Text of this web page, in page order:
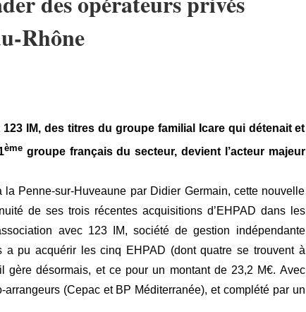
Rhône
IM, des titres du groupe familial Icare qui détenait et
ème groupe français du secteur, devient l’acteur majeur
Penne-sur-Huveaune par Didier Germain, cette nouvelle
de ses trois récentes acquisitions d’EHPAD dans les
avec 123 IM, société de gestion indépendante
a pu acquérir les cinq EHPAD (dont quatre se trouvent à
gère désormais, et ce pour un montant de 23,2 M€. Avec
(Cepac et BP Méditerranée), et complété par un